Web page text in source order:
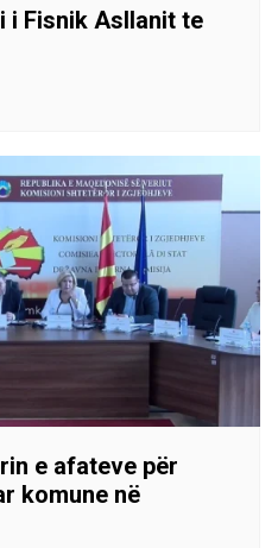
i Fisnik Asllanit te
e afateve për
komune në